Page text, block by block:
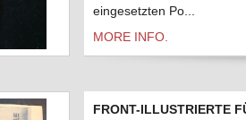
eingesetzten Po...
MORE INFO.
FRONT-ILLUSTRIERTE